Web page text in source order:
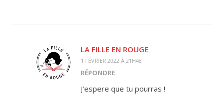
LA FILLE EN ROUGE
1 FÉVRIER 2022 À 21H48
RÉPONDRE
J’espere que tu pourras !